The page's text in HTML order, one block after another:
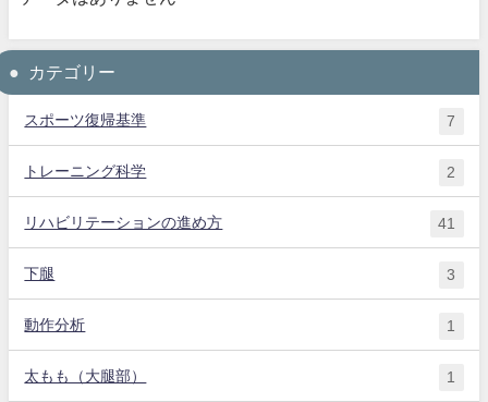
カテゴリー
スポーツ復帰基準 7
トレーニング科学 2
リハビリテーションの進め方 41
下腿 3
動作分析 1
太もも（大腿部） 1